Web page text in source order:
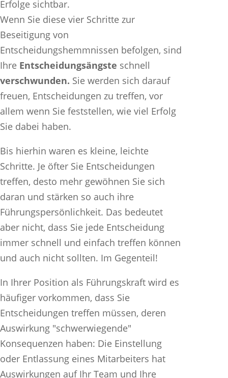
Erfolge sichtbar.
Wenn Sie diese vier Schritte zur
Beseitigung von
Entscheidungshemmnissen befolgen, sind
Ihre Entscheidungsängste schnell
verschwunden. Sie werden sich darauf
freuen, Entscheidungen zu treffen, vor
allem wenn Sie feststellen, wie viel Erfolg
Sie dabei haben.
Bis hierhin waren es kleine, leichte
Schritte. Je öfter Sie Entscheidungen
treffen, desto mehr gewöhnen Sie sich
daran und stärken so auch ihre
Führungspersönlichkeit. Das bedeutet
aber nicht, dass Sie jede Entscheidung
immer schnell und einfach treffen können
und auch nicht sollten. Im Gegenteil!
In Ihrer Position als Führungskraft wird es
häufiger vorkommen, dass Sie
Entscheidungen treffen müssen, deren
Auswirkung "schwerwiegende"
Konsequenzen haben: Die Einstellung
oder Entlassung eines Mitarbeiters hat
Auswirkungen auf Ihr Team und Ihre